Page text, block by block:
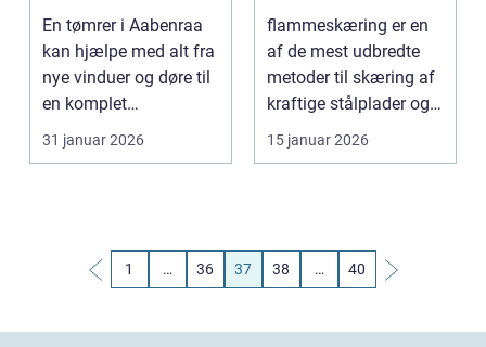
projekt
En tømrer i Aabenraa
kan hjælpe med alt fra
nye vinduer og døre til
en komplet
tagrenovering eller e...
31 januar 2026
stål
flammeskæring er en
af de mest udbredte
metoder til skæring af
kraftige stålplader og
store metalemn...
15 januar 2026
1 … 36 37 38 … 40